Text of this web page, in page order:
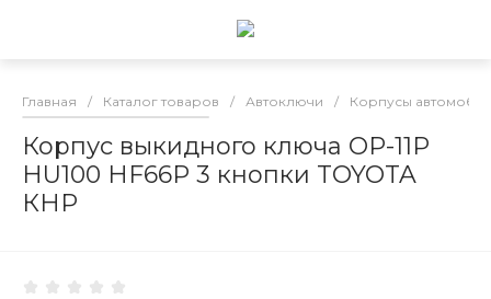
Главная / Каталог товаров / Автоключи / Корпусы
Корпус выкидного ключа OP-11P
HU100 HF66P 3 кнопки TOYOTA
КНР